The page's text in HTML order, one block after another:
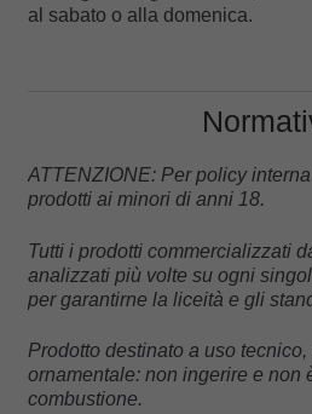
al sabato o alla domenica.
ATTENZIONE: Per policy
prodotti ai minori di anni 18.
Tutti i prodotti commercializzati
analizzati più volte su ogni
per garantirne la liceità e gli
Prodotto destinato a uso
ornamentale: non ingerire e non
combustione.